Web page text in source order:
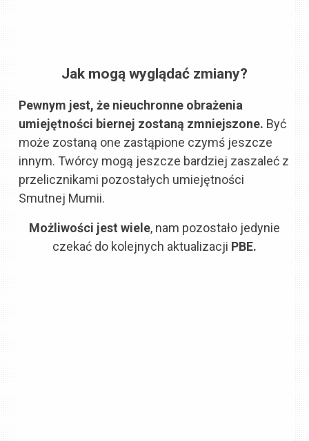
Jak mogą wyglądać zmiany?
Pewnym jest, że nieuchronne obrażenia
umiejętności biernej zostaną zmniejszone. Być
może zostaną one zastąpione czymś jeszcze
innym. Twórcy mogą jeszcze bardziej zaszaleć z
przelicznikami pozostałych umiejętności
Smutnej Mumii.
Możliwości jest wiele, nam pozostało jedynie
czekać do kolejnych aktualizacji PBE.